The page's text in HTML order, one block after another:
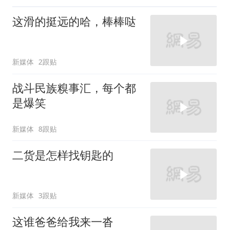
这滑的挺远的哈，棒棒哒
新媒体 2跟贴
战斗民族糗事汇，每个都
是爆笑
新媒体 8跟贴
二货是怎样找钥匙的
新媒体 3跟贴
这谁爸爸给我来一沓